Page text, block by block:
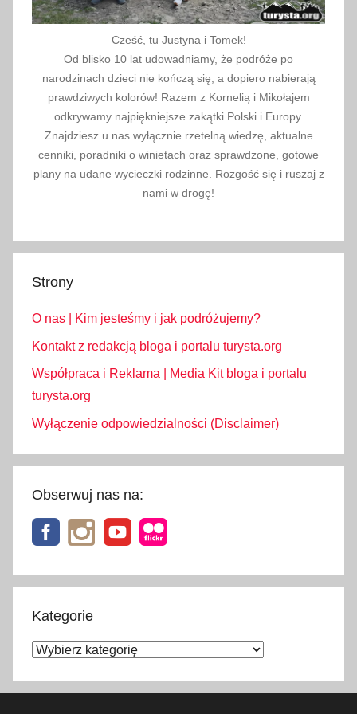
Cześć, tu Justyna i Tomek!
Od blisko 10 lat udowadniamy, że podróże po
narodzinach dzieci nie kończą się, a dopiero nabierają
prawdziwych kolorów! Razem z Kornelią i Mikołajem
odkrywamy najpiękniejsze zakątki Polski i Europy.
Znajdziesz u nas wyłącznie rzetelną wiedzę, aktualne
cenniki, poradniki o winietach oraz sprawdzone, gotowe
plany na udane wycieczki rodzinne. Rozgość się i ruszaj z
nami w drogę!
Strony
O nas | Kim jesteśmy i jak podróżujemy?
Kontakt z redakcją bloga i portalu turysta.org
Współpraca i Reklama | Media Kit bloga i portalu
turysta.org
Wyłączenie odpowiedzialności (Disclaimer)
Obserwuj nas na:
Kategorie
Kategorie